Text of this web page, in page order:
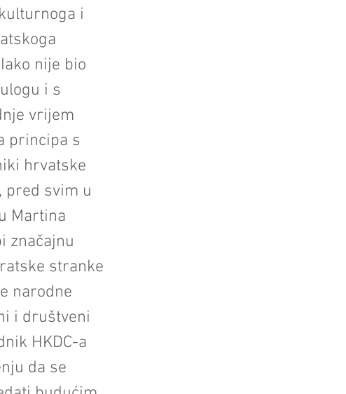
i
nije bio
i s
vrijem
principa s
hrvatske
pred svim u
Martina
značajnu
stranke
narodne
i društveni
HKDC-a
da se